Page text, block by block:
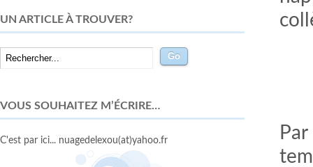
UN ARTICLE À TROUVER?
VOUS SOUHAITEZ M’ÉCRIRE…
C'est par ici... nuagedelexou(at)yahoo.fr